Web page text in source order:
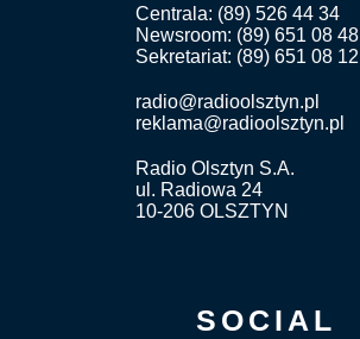
Centrala: (89) 526 44 34
Newsroom: (89) 651 08 48
Sekretariat: (89) 651 08 12
radio@radioolsztyn.pl
reklama@radioolsztyn.pl
Radio Olsztyn S.A.
ul. Radiowa 24
10-206 OLSZTYN
SOCIAL